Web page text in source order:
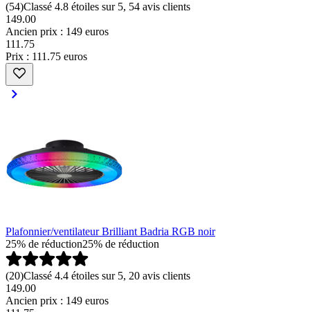
(54)Classé 4.8 étoiles sur 5, 54 avis clients
149.00
Ancien prix : 149 euros
111 .75
Prix : 111.75 euros
Plafonnier/ventilateur Brilliant Badria RGB noir
25% de réduction25% de réduction
(20)Classé 4.4 étoiles sur 5, 20 avis clients
149.00
Ancien prix : 149 euros